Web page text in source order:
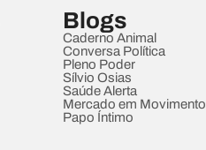
Blogs
Caderno Animal
Conversa Política
Pleno Poder
Sílvio Osias
Saúde Alerta
Mercado em Movimento
Papo Íntimo